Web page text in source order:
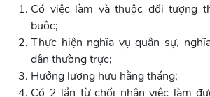
Có việc làm và thuộc đối tượng
buộc;
Thực hiện nghĩa vụ quân sự,
dân thường trực;
Hưởng lương hưu hằng tháng;
Có 2 lần từ chối nhận việc làm